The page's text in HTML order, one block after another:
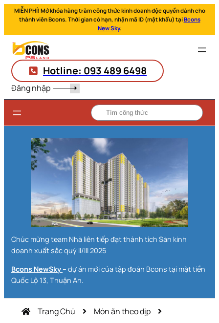
MIỄN PHÍ! Mở khóa hàng trăm công thức kinh doanh độc quyền dành cho
thành viên Bcons. Thời gian có hạn, nhận mã ID (mật khẩu) tạiBcons
New Sky.
Hotline: 093 489 6498
Đăng nhập
Chúc mừng team Nhà liên tiếp đạt thành tích Sàn kinh
doanh xuất sắc quý II/III 2025
Bcons NewSky– dự án mới của tập đoàn Bcons tại mặt tiền
Quốc Lộ 13, Thuận An.
Trang Chủ
Món ăn theo dịp